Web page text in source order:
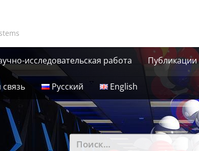
исследовательская работа Публикации
Русский English
Найти: